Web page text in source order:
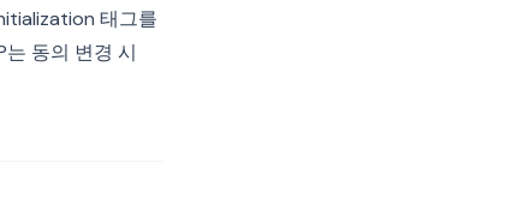
태그를
동의 변경 시